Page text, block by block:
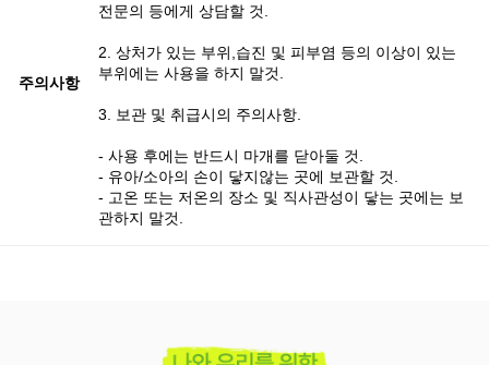
주의사항
전문의 등에게 상담할 것.
2. 상처가 있는 부위,습진 및 피부염 등의 이상이 있는
부위에는 사용을 하지 말것.
3. 보관 및 취급시의 주의사항.
- 사용 후에는 반드시 마개를 닫아둘 것.
- 유아/소아의 손이 닿지않는 곳에 보관할 것.
- 고온 또는 저온의 장소 및 직사관성이 닿는 곳에는 보
관하지 말것.